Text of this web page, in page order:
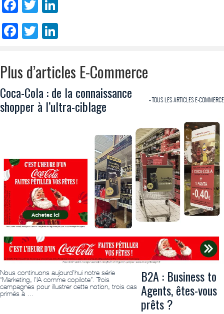
Facebook
Twitter
Facebook
Twitter
Plus d’articles E-Commerce
+ TOUS LES ARTICLES E-COMMERCE
Coca-Cola : de la connaissance
shopper à l’ultra-ciblage
Nous continuons aujourd’hui notre série
“Marketing, l’IA comme copilote”. Trois
campagnes pour illustrer cette notion, trois cas
primés à …
B2A : Business to
Agents, êtes-vous
prêts ?